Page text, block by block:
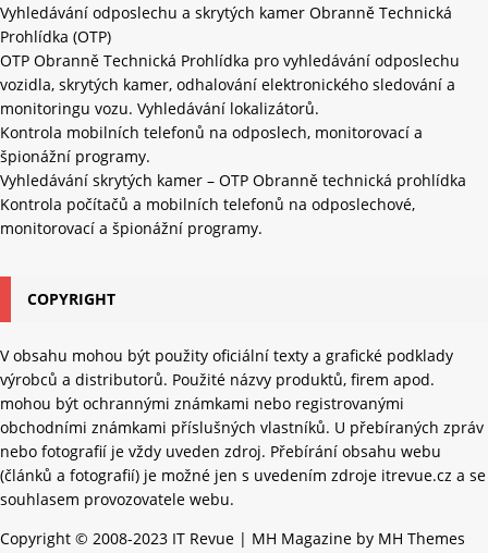
Vyhledávání odposlechu a skrytých kamer Obranně Technická
Prohlídka (OTP)
OTP Obranně Technická Prohlídka pro vyhledávání odposlechu
vozidla, skrytých kamer, odhalování elektronického sledování a
monitoringu vozu. Vyhledávání lokalizátorů.
Kontrola mobilních telefonů na odposlech, monitorovací a
špionážní programy.
Vyhledávání skrytých kamer – OTP Obranně technická prohlídka
Kontrola počítačů a mobilních telefonů na odposlechové,
monitorovací a špionážní programy.
COPYRIGHT
V obsahu mohou být použity oficiální texty a grafické podklady
výrobců a distributorů. Použité názvy produktů, firem apod.
mohou být ochrannými známkami nebo registrovanými
obchodními známkami příslušných vlastníků. U přebíraných zpráv
nebo fotografií je vždy uveden zdroj. Přebírání obsahu webu
(článků a fotografií) je možné jen s uvedením zdroje itrevue.cz a se
souhlasem provozovatele webu.
Copyright © 2008-2023 IT Revue | MH Magazine by MH Themes